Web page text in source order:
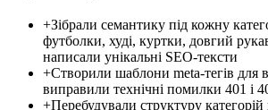
+Зібрали семантику під кожну
футболки, худі, куртки, довгий
написали унікальні SEO-тексти
+Створили шаблони meta-тегів для
виправили технічні помилки 401 і
+Перебудували структуру